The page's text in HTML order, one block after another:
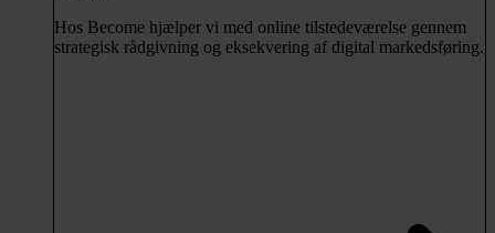
Hos Become hjælper vi med online tilstedeværelse gennem
strategisk rådgivning og eksekvering af digital markedsføring.